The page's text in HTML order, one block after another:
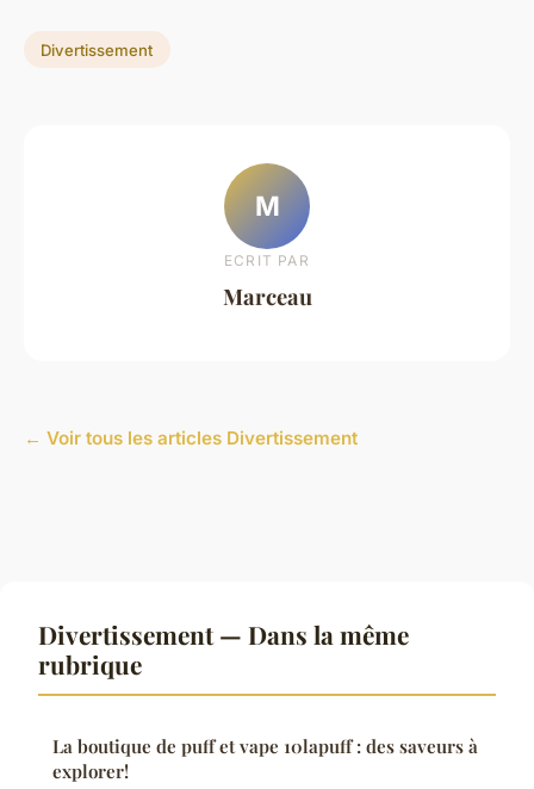
Divertissement
M
ECRIT PAR
Marceau
← Voir tous les articles Divertissement
Divertissement — Dans la même
rubrique
La boutique de puff et vape 10lapuff : des saveurs à
explorer!